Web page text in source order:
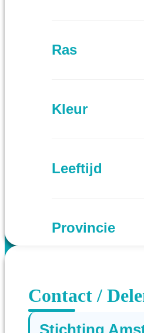
Ras
Kleur
Leeftijd
Provincie
Contact /
Stichting